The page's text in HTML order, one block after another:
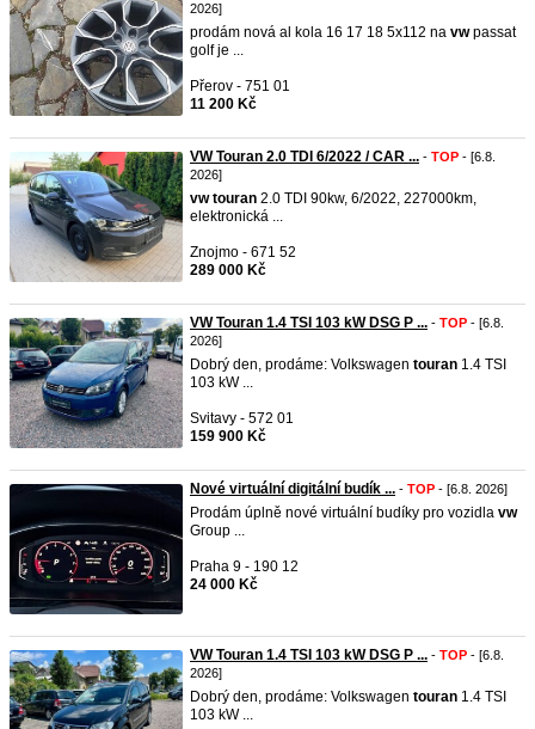
2026]
prodám nová al kola 16 17 18 5x112 na vwpassat
golf je ...
Přerov - 751 01
11 200 Kč
VW Touran 2.0 TDI 6/2022 / CAR ... - TOP - [6.8.
2026]
vw touran 2.0 TDI 90kw, 6/2022, 227000km,
elektronická ...
Znojmo - 671 52
289 000 Kč
VW Touran 1.4 TSI 103 kW DSG P ... - TOP - [6.8.
2026]
Dobrý den, prodáme: Volkswagen touran 1.4 TSI
103 kW ...
Svitavy - 572 01
159 900 Kč
Nové virtuální digitální budík ... - TOP - [6.8. 2026]
Prodám úplně nové virtuální budíky pro vozidla vw
Group ...
Praha 9 - 190 12
24 000 Kč
VW Touran 1.4 TSI 103 kW DSG P ... - TOP - [6.8.
2026]
Dobrý den, prodáme: Volkswagen touran 1.4 TSI
103 kW ...